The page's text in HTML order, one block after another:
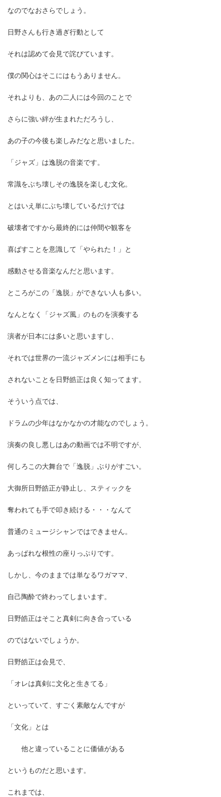
なのでなおさらでしょう。
日野さんも行き過ぎ行動として
それは認めて会見で詫びています。
僕の関心はそこにはもうありません。
それよりも、あの二人には今回のことで
さらに強い絆が生まれただろうし、
あの子の今後も楽しみだなと思いました。
「ジャズ」は逸脱の音楽です。
常識をぶち壊しその逸脱を楽しむ文化。
とはいえ単にぶち壊しているだけでは
破壊者ですから最終的には仲間や観客を
喜ばすことを意識して「やられた！」と
感動させる音楽なんだと思います。
ところがこの「逸脱」ができない人も多い。
なんとなく「ジャズ風」のものを演奏する
演者が日本には多いと思いますし、
それでは世界の一流ジャズメンには相手にも
されないことを日野皓正は良く知ってます。
そういう点では、
ドラムの少年はなかなかの才能なのでしょう。
演奏の良し悪しはあの動画では不明ですが、
何しろこの大舞台で「逸脱」ぶりがすごい。
大御所日野皓正が静止し、スティックを
奪われても手で叩き続ける・・・なんて
普通のミュージシャンではできません。
あっぱれな根性の座りっぷりです。
しかし、今のままでは単なるワガママ、
自己陶酔で終わってしまいます。
日野皓正はそこと真剣に向き合っている
のではないでしょうか。
日野皓正は会見で、
「オレは真剣に文化と生きてる」
といっていて、すごく素敵なんですが
「文化」とは
他と違っていることに価値がある
というものだと思います。
これまでは、